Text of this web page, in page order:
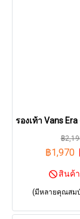
รองเท้า Vans Era
฿
฿1,970
สินค้
(มีหลายคุณสม